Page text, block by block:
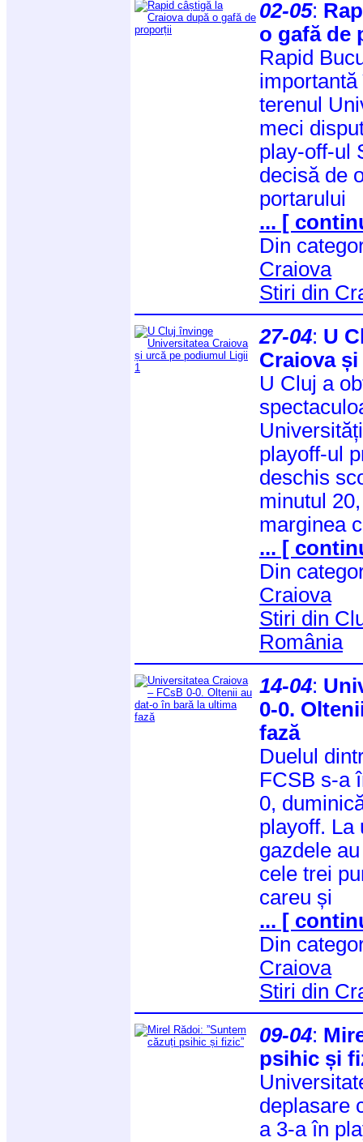
02-05:
o gafă de
Rapid
terenul
meci
play-off-ul
decisă de
portarului
... [
Din
Craiova
Stiri din
27-04: U
Craiova
U Cluj a
playoff-ul
deschis
minutul
marginea
... [
Din
Craiova
Stiri din
România
14-04:
0-0.
fază
Duelul
FCSB s-a
0,
playoff. La
gazdele
cele trei
careu și
... [
Din
Craiova
Stiri din
09-04:
psihic și
deplasare
a 3-a în